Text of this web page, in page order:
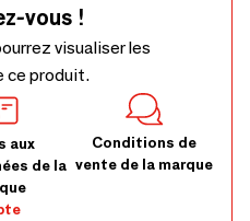
vous !
visualiser les
ce produit.
aux
de la
Conditions de
vente de la marque